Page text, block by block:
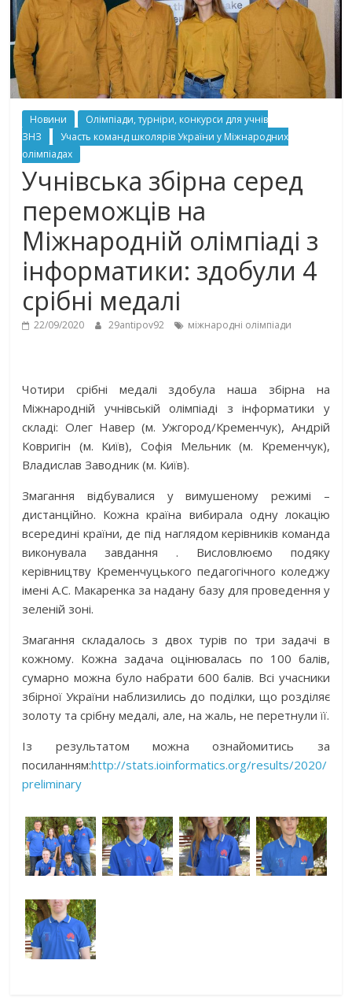
Новини
Олімпіади, турніри, конкурси для учнів
ЗНЗ
Участь команд школярів України у Міжнародних
олімпіадах
Учнівська збірна серед
переможців на
Міжнародній олімпіаді з
інформатики: здобули 4
срібні медалі
22/09/2020 29antipov92 міжнародні олімпіади
Чотири срібні медалі здобула наша збірна на
Міжнародній учнівській олімпіаді з інформатики у
складі: Олег Навер (м. Ужгород/Кременчук), Андрій
Ковригін (м. Київ), Софія Мельник (м. Кременчук),
Владислав Заводник (м. Київ).
Змагання відбувалися у вимушеному режимі –
дистанційно. Кожна країна вибирала одну локацію
всередині країни, де під наглядом керівників команда
виконувала завдання . Висловлюємо подяку
керівництву Кременчуцького педагогічного коледжу
імені А.С. Макаренка за надану базу для проведення у
зеленій зоні.
Змагання складалось з двох турів по три задачі в
кожному. Кожна задача оцінювалась по 100 балів,
сумарно можна було набрати 600 балів. Всі учасники
збірної України наблизились до поділки, що розділяє
золоту та срібну медалі, але, на жаль, не перетнули її.
Із результатом можна ознайомитись за
посиланням:http://stats.ioinformatics.org/results/2020/
preliminary